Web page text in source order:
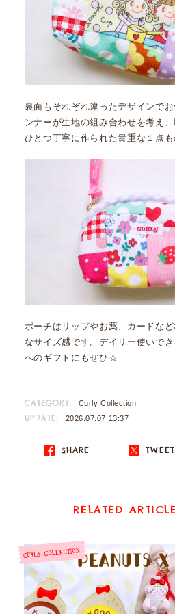
裏面もそれぞれ違ったデザインで
ンナーが生地の組み合わせを考え
ひとつ丁寧に作られた貴重な１点も
ポーチはリップやお薬、カードな
なサイズ感です。デイリー使いで
へのギフトにもぜひ☆
CATEGORY: Curly Collection
UPDATE: 2026.07.07 13:37
SHARE TWEET
RELATED